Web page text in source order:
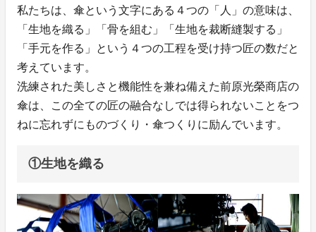
私たちは、傘という文字にある４つの「人」の意味は、
「生地を織る」「骨を組む」「生地を裁断縫製する」
「手元を作る」という４つの工程を受け持つ匠の数だと
考えています。
洗練された美しさと機能性を兼ね備えた前原光榮商店の
傘は、この全ての匠の融合なしでは得られないことをつ
ねに忘れずにものづくり・傘つくりに励んでいます。
①生地を織る